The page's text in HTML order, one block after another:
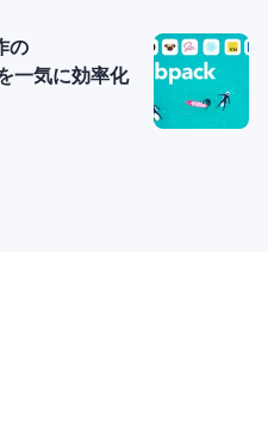
の
一気に効率化